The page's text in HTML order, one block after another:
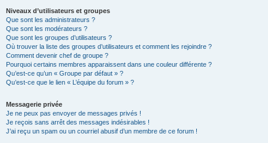
Niveaux d’utilisateurs et groupes
Que sont les administrateurs ?
Que sont les modérateurs ?
Que sont les groupes d’utilisateurs ?
Où trouver la liste des groupes d’utilisateurs et comment les rejoindre ?
Comment devenir chef de groupe ?
Pourquoi certains membres apparaissent dans une couleur différente ?
Qu’est-ce qu’un « Groupe par défaut » ?
Qu’est-ce que le lien « L’équipe du forum » ?
Messagerie privée
Je ne peux pas envoyer de messages privés !
Je reçois sans arrêt des messages indésirables !
J’ai reçu un spam ou un courriel abusif d’un membre de ce forum !